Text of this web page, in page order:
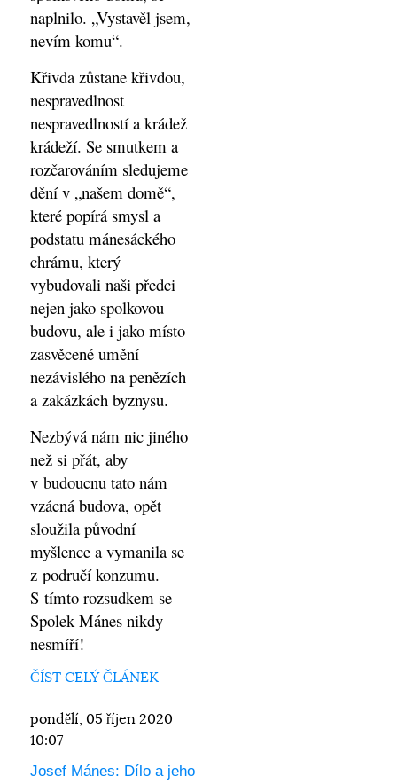
naplnilo. „Vystavěl jsem,
nevím komu“.
Křivda zůstane křivdou,
nespravedlnost
nespravedlností a krádež
krádeží. Se smutkem a
rozčarováním sledujeme
dění v „našem domě“,
které popírá smysl a
podstatu mánesáckého
chrámu, který
vybudovali naši předci
nejen jako spolkovou
budovu, ale i jako místo
zasvěcené umění
nezávislého na penězích
a zakázkách byznysu.
Nezbývá nám nic jiného
než si přát, aby
v budoucnu tato nám
vzácná budova, opět
sloužila původní
myšlence a vymanila se
z područí konzumu.
S tímto rozsudkem se
Spolek Mánes nikdy
nesmíří!
ČÍST CELÝ ČLÁNEK
pondělí, 05 říjen 2020
10:07
Josef Mánes: Dílo a jeho